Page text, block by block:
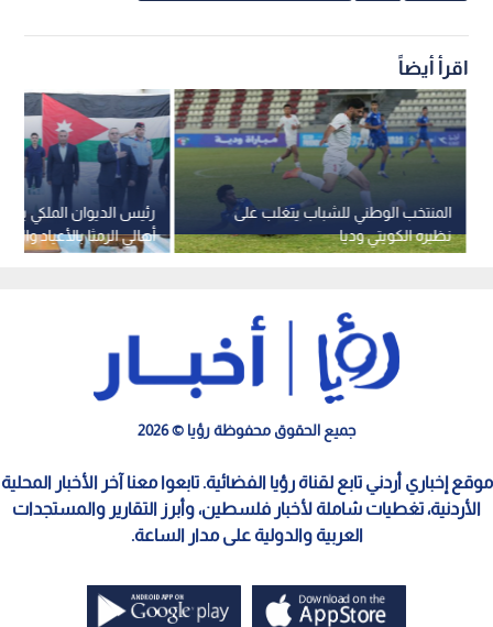
اقرأ أيضاً
رئيس الديوان الملكي
أهالي الرمثا بالأعياد
الوطنية
المنتخب الوطني للشباب يتغلب على
نظيره الكويتي وديا
جميع الحقوق محفوظة رؤيا © 2026
موقع إخباري أردني تابع لقناة رؤيا الفضائية. تابعوا معنا آخر الأخبار المحلية
الأردنية، تغطيات شاملة لأخبار فلسطين، وأبرز التقارير والمستجدات
العربية والدولية على مدار الساعة.